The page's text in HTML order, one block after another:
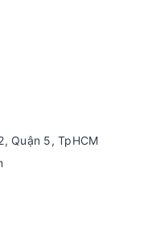
Quận 5, TpHCM